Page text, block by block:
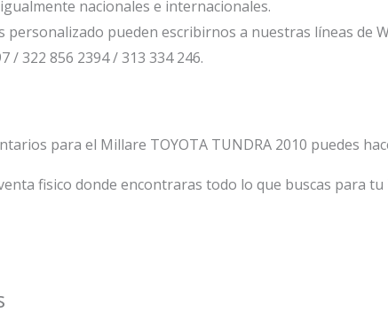
nacionales e internacionales.
personalizado pueden escribirnos a nuestras líneas de
/ 322 856 2394 / 313 334 246.
para el Millare TOYOTA TUNDRA 2010 puedes
fisico donde encontraras todo lo que buscas para tu